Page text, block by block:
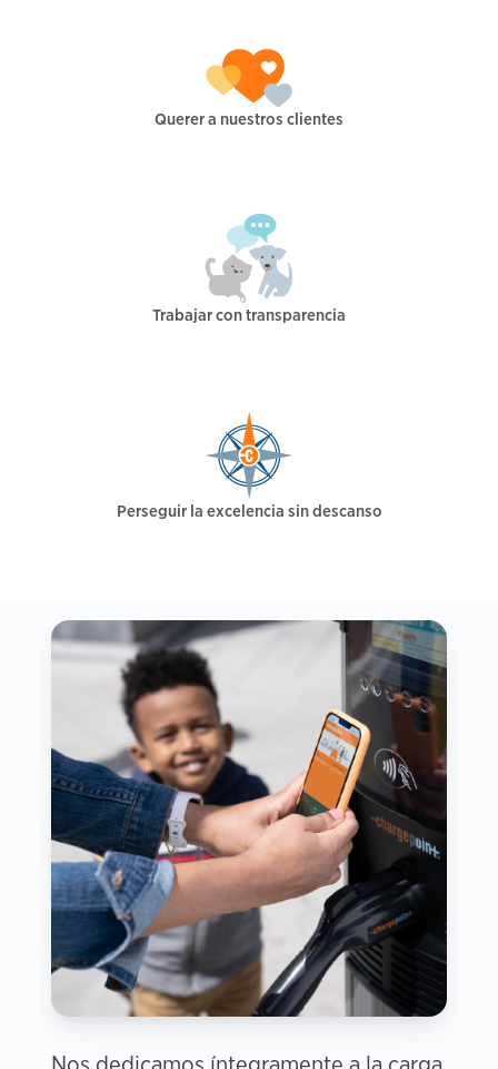
Querer a nuestros clientes
Trabajar con transparencia
Perseguir la excelencia sin descanso